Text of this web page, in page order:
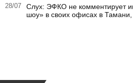
28/07
Слух: ЭФКО не комментирует
шоу» в своих офисах в